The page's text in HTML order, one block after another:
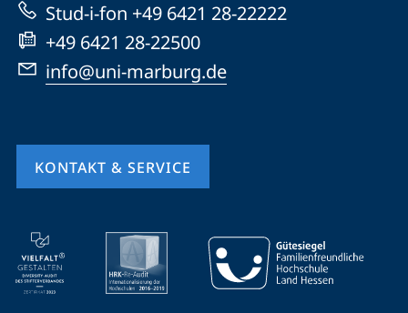
Stud-i-fon +49 6421 28-22222
+49 6421 28-22500
info@uni-marburg.de
KONTAKT & SERVICE
Mobile-
Service-
Navigation